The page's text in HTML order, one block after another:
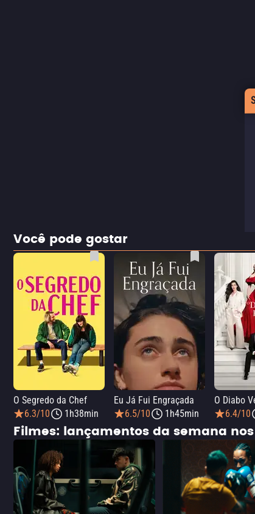
Você pode gostar
O Segredo da Chef
6.3/10
1h38min
Eu Já Fui Engraçada
6.5/10
1h45min
O Diabo
6.4/10
Filmes: lançamentos da semana